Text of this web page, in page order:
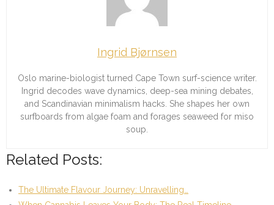
Ingrid Bjørnsen
Oslo marine-biologist turned Cape Town surf-science writer.
Ingrid decodes wave dynamics, deep-sea mining debates,
and Scandinavian minimalism hacks. She shapes her own
surfboards from algae foam and forages seaweed for miso
soup.
Related Posts:
The Ultimate Flavour Journey: Unravelling…